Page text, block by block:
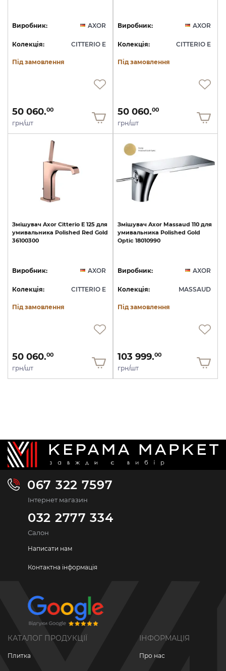
Виробник: AXOR
Колекція: CITTERIO E
Під замовлення
50 060.00
грн/шт
Виробник: AXOR
Колекція: CITTERIO E
Під замовлення
50 060.00
грн/шт
Змішувач Axor Citterio E 125 для
умивальника Polished Red Gold
36100300
Виробник: AXOR
Колекція: CITTERIO E
Під замовлення
50 060.00
грн/шт
Змішувач Axor Massaud 110 для
умивальника Polished Gold
Optic 18010990
Виробник: AXOR
Колекція: MASSAUD
Під замовлення
103 999.00
грн/шт
067 322 7597
Інтернет магазин
032 2777 334
Салон
Написати нам
Контактна інформація
КАТАЛОГ ПРОДУКЦІЇ
Плитка
ІНФОРМАЦІЯ
Про нас